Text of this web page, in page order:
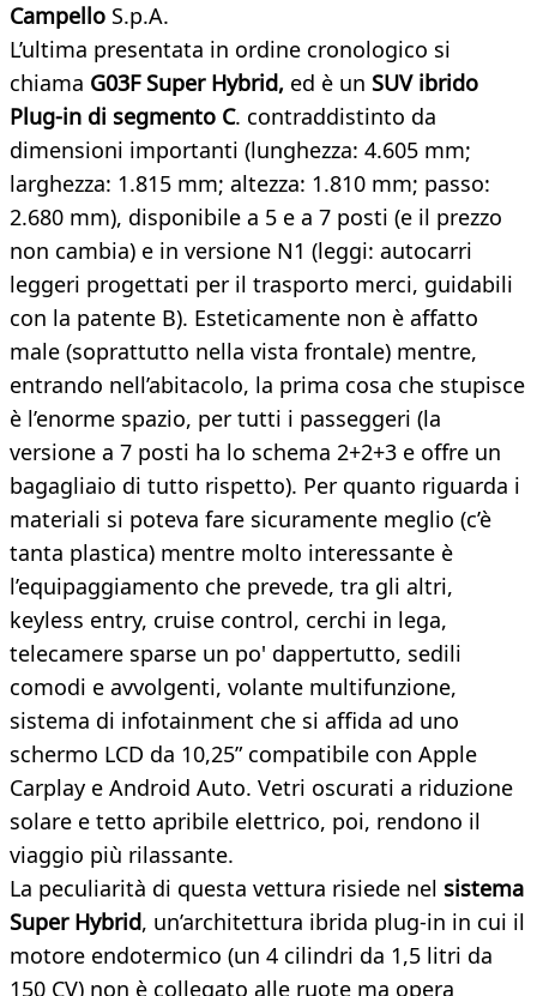
Campello S.p.A.
L’ultima presentata in ordine cronologico si
chiama G03F Super Hybrid, ed è un SUV ibrido
Plug-in di segmento C. contraddistinto da
dimensioni importanti (lunghezza: 4.605 mm;
larghezza: 1.815 mm; altezza: 1.810 mm; passo:
2.680 mm), disponibile a 5 e a 7 posti (e il prezzo
non cambia) e in versione N1 (leggi: autocarri
leggeri progettati per il trasporto merci, guidabili
con la patente B). Esteticamente non è affatto
male (soprattutto nella vista frontale) mentre,
entrando nell’abitacolo, la prima cosa che stupisce
è l’enorme spazio, per tutti i passeggeri (la
versione a 7 posti ha lo schema 2+2+3 e offre un
bagagliaio di tutto rispetto). Per quanto riguarda i
materiali si poteva fare sicuramente meglio (c’è
tanta plastica) mentre molto interessante è
l’equipaggiamento che prevede, tra gli altri,
keyless entry, cruise control, cerchi in lega,
telecamere sparse un po' dappertutto, sedili
comodi e avvolgenti, volante multifunzione,
sistema di infotainment che si affida ad uno
schermo LCD da 10,25” compatibile con Apple
Carplay e Android Auto. Vetri oscurati a riduzione
solare e tetto apribile elettrico, poi, rendono il
viaggio più rilassante.
La peculiarità di questa vettura risiede nel sistema
Super Hybrid, un’architettura ibrida plug-in in cui il
motore endotermico (un 4 cilindri da 1,5 litri da
150 CV) non è collegato alle ruote ma opera